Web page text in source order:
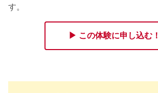
す。
▶ この体験に申し込む！